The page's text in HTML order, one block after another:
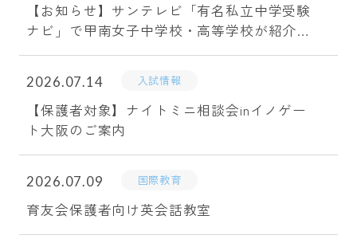
【お知らせ】サンテレビ「有名私立中学受験
ナビ」で甲南女子中学校・高等学校が紹介さ
れます。
2026.07.14 入試情報
【保護者対象】ナイトミニ相談会inイノゲー
ト大阪のご案内
2026.07.09 国際教育
育友会保護者向け英会話教室